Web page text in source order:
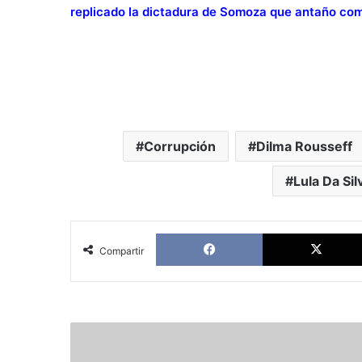
replicado la dictadura de Somoza que antaño
Corrupción Dilma Rousseff
Lula Da
Compartir
Facebook